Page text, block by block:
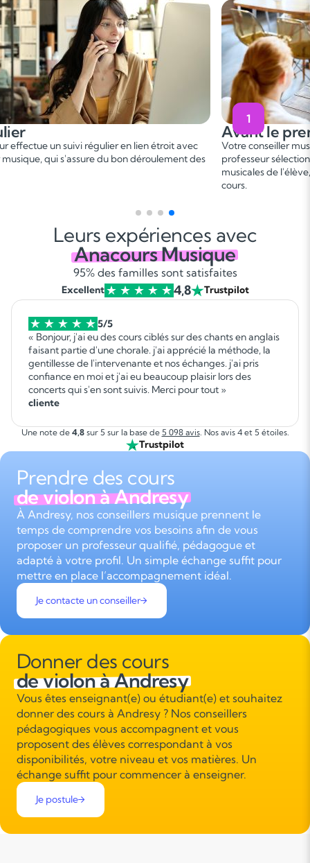
premier cours
musique vous met en relation avec un
en fonction des besoins et aspirations
2
Pendant
Ce 1ercours
besoins. On
programme
gagnant !
Leurs expériences avec
Anacours Musique
95% des familles sont satisfaites
Excellent 4,8 Trustpilot
5/5
« Bonjour, j'ai eu des cours ciblés sur des chants en anglais
faisant partie d'une chorale. j'ai apprécié la méthode, la
gentillesse de l'intervenante et nos échanges. j'ai pris
confiance en moi et j'ai eu beaucoup plaisir lors des
concerts qui s'en sont suivis. Merci pour tout »
cliente
Une note de 4,8sur 5 sur la base de 5 098 avis. Nos avis 4 et 5 étoiles.
Trustpilot
Prendre des cours
de violon à Andresy
À Andresy, nos conseillers musique prennent le
temps de comprendre vos besoins afin de vous
proposer un professeur qualifié, pédagogue et
adapté à votre profil. Un simple échange suffit pour
mettre en place l’accompagnement idéal.
Je contacte un conseiller
Donner des cours
de violon à Andresy
Vous êtes enseignant(e) ou étudiant(e) et souhaitez
donner des cours à Andresy ? Nos conseillers
pédagogiques vous accompagnent et vous
proposent des élèves correspondant à vos
disponibilités, votre niveau et vos matières. Un
échange suffit pour commencer à enseigner.
Je postule